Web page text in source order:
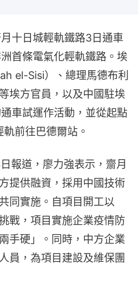
十日城輕軌鐵路3日通車
首條電氣化輕軌鐵路。埃
el-Sisi）、總理馬德布利
埃方官員，以及中國駐埃
車試運作活動，並從起點
前往巴德爾站。
報道，廖力強表示，齋月
提供融資，採用中國技術
同實施。自項目開工以
戰，項目實施企業疫情防
手硬」。同時，中方企業
員，為項目建設及維保團